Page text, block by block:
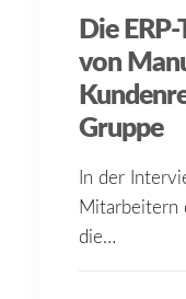
Die
von
Gruppe
In der
Mitarbeitern
die…